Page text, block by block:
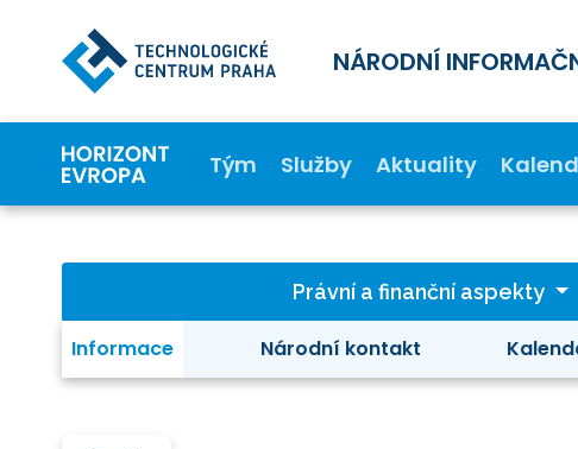
NÁRODNÍ
Tým Služby Aktuality
Právní a finanční aspekty
Informace Národní kontakt